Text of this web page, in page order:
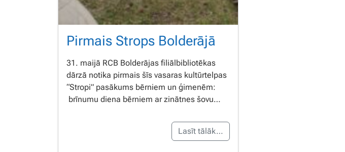
Pirmais Strops Bolderājā
31. maijā RCB Bolderājas filiālbibliotēkas
dārzā notika pirmais šīs vasaras kultūrtelpas
“Stropi” pasākums bērniem un ģimenēm:
brīnumu diena bērniem ar zinātnes šovu…
Lasīt tālāk…